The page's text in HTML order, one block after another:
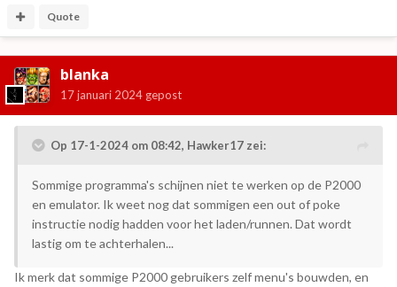
Quote
blanka
17 januari 2024 gepost
Op 17-1-2024 om 08:42, Hawker17 zei:
Sommige programma's schijnen niet te werken op de P2000
en emulator. Ik weet nog dat sommigen een out of poke
instructie nodig hadden voor het laden/runnen. Dat wordt
lastig om te achterhalen...
Ik merk dat sommige P2000 gebruikers zelf menu's bouwden, en